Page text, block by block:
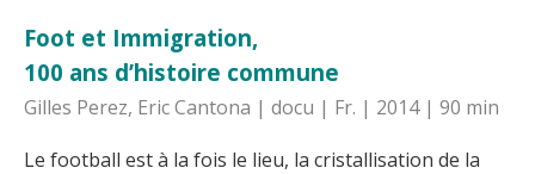
Foot et Immigration,
100 ans d’histoire commune
Gilles Perez, Eric Cantona | docu | Fr. | 2014 | 90 min
Le football est à la fois le lieu, la cristallisation de la